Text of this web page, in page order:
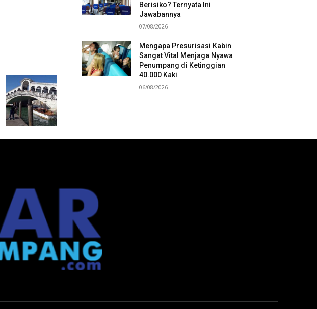
Berisiko? Ternyata Ini
Jawabannya
07/08/2026
Mengapa Presurisasi Kabin
Sangat Vital Menjaga Nyawa
Penumpang di Ketinggian
40.000 Kaki
06/08/2026